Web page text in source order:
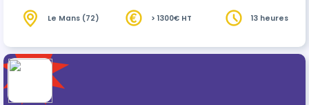
suivi : 2hLe Mans (72) > 1300€ HT 13 heures